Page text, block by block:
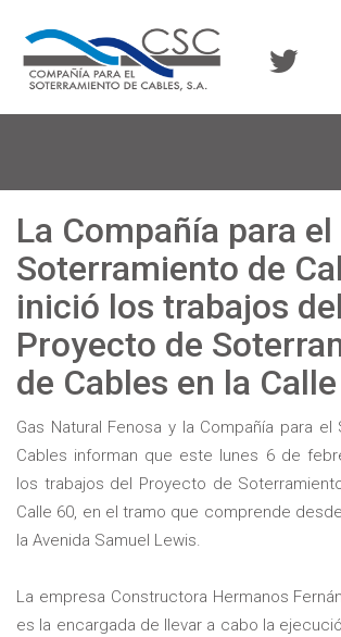
La Compañía para el
Soterramiento de
inició los trabajos del
Proyecto de
de Cables en la
Gas Natural Fenosa y la Compañía para
Cables informan que este lunes 6 de
los trabajos del Proyecto de
Calle 60, en el tramo que comprende
la Avenida Samuel Lewis.
La empresa Constructora Hermanos
es la encargada de llevar a cabo la